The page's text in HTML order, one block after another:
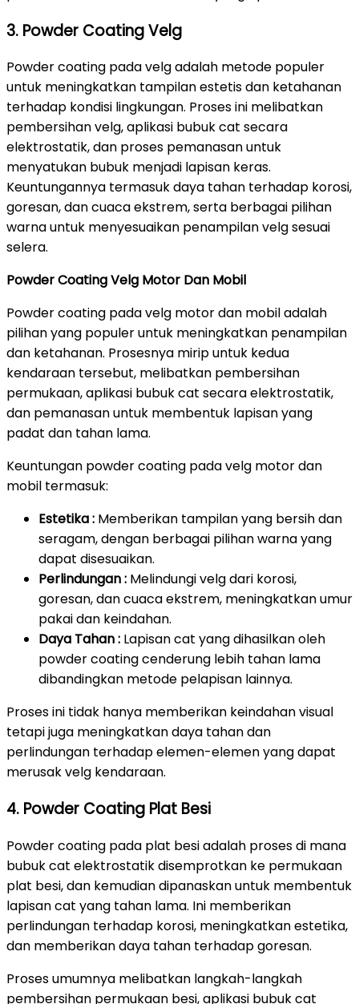
3. Powder Coating Velg
Powder coating pada velg adalah metode populer
untuk meningkatkan tampilan estetis dan ketahanan
terhadap kondisi lingkungan. Proses ini melibatkan
pembersihan velg, aplikasi bubuk cat secara
elektrostatik, dan proses pemanasan untuk
menyatukan bubuk menjadi lapisan keras.
Keuntungannya termasuk daya tahan terhadap korosi,
goresan, dan cuaca ekstrem, serta berbagai pilihan
warna untuk menyesuaikan penampilan velg sesuai
selera.
Powder Coating Velg Motor Dan Mobil
Powder coating pada velg motor dan mobil adalah
pilihan yang populer untuk meningkatkan penampilan
dan ketahanan. Prosesnya mirip untuk kedua
kendaraan tersebut, melibatkan pembersihan
permukaan, aplikasi bubuk cat secara elektrostatik,
dan pemanasan untuk membentuk lapisan yang
padat dan tahan lama.
Keuntungan powder coating pada velg motor dan
mobil termasuk:
Estetika : Memberikan tampilan yang bersih dan
seragam, dengan berbagai pilihan warna yang
dapat disesuaikan.
Perlindungan : Melindungi velg dari korosi,
goresan, dan cuaca ekstrem, meningkatkan umur
pakai dan keindahan.
Daya Tahan : Lapisan cat yang dihasilkan oleh
powder coating cenderung lebih tahan lama
dibandingkan metode pelapisan lainnya.
Proses ini tidak hanya memberikan keindahan visual
tetapi juga meningkatkan daya tahan dan
perlindungan terhadap elemen-elemen yang dapat
merusak velg kendaraan.
4. Powder Coating Plat Besi
Powder coating pada plat besi adalah proses di mana
bubuk cat elektrostatik disemprotkan ke permukaan
plat besi, dan kemudian dipanaskan untuk membentuk
lapisan cat yang tahan lama. Ini memberikan
perlindungan terhadap korosi, meningkatkan estetika,
dan memberikan daya tahan terhadap goresan.
Proses umumnya melibatkan langkah-langkah
pembersihan permukaan besi, aplikasi bubuk cat